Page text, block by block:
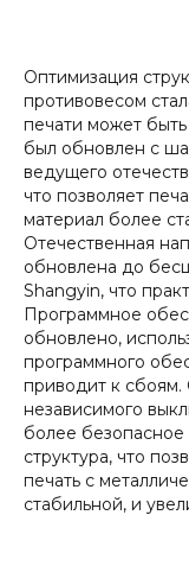
Оптимизация
противовесом
печати может
был обновлен с
ведущего
что позволяет
материал более
Отечественная
обновлена до
Shangyin, что
Программное
обновлено,
программного
приводит к сбоям.
независимого
более
структура, что
печать с
стабильной, и